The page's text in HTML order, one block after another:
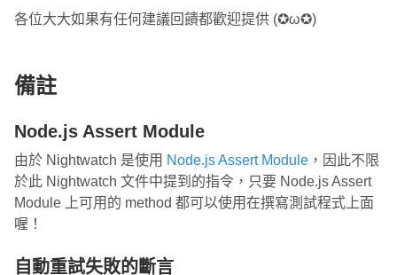
各位大大如果有任何建議回饋都歡迎提供 (✪ω✪)
備註
Node.js Assert Module
由於 Nightwatch 是使用 Node.js Assert Module ，因此不限
於此 Nightwatch 文件中提到的指令，只要 Node.js Assert
Module 上可用的 method 都可以使用在撰寫測試程式上面
喔！
自動重試失敗的斷言